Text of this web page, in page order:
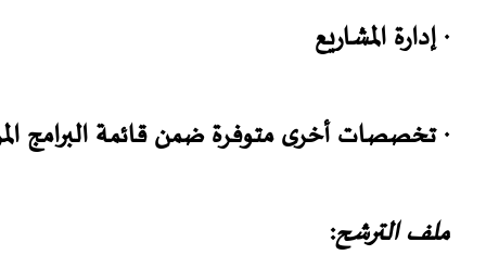
· إدارة المشاريع
· تخصصات أخرى متوفرة ضمن قائمة البرامج
ملف الترشح: